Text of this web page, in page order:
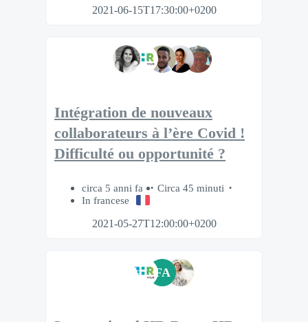
2021-06-15T17:30:00+0200
Intégration de nouveaux
collaborateurs à l’ère Covid !
Difficulté ou opportunité ?
circa 5 anni fa
Circa 45 minuti
In francese
2021-05-27T12:00:00+0200
FA